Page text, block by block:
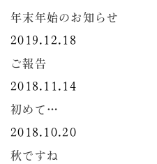
年末年始のお知らせ
2019.12.18
ご報告
2018.11.14
初めて…
2018.10.20
秋ですね